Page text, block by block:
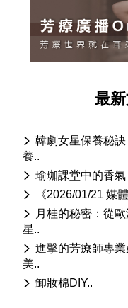
最
韓劇女星保養秘訣
養..
瑜珈課堂中的香
《2026/01/21 媒
月桂的秘密：從
星..
進擊的芳療師專
美..
卸妝棉DIY..